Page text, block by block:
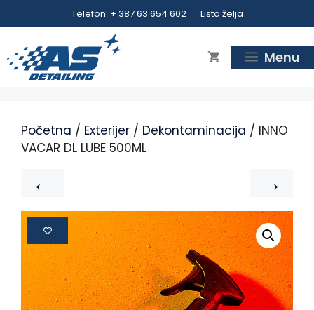
Telefon: + 387 63 654 602 Lista želja
Menu
Početna / Exterijer / Dekontaminacija / INNO
VACAR DL LUBE 500ML
← →